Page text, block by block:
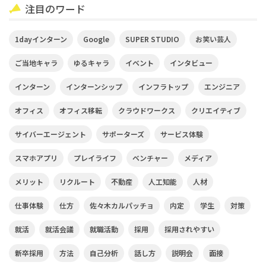
注目のワード
1dayインターン Google SUPER STUDIO お笑い芸人
ご当地キャラ ゆるキャラ イベント インタビュー
インターン インターンシップ インフラトップ エンジニア
オフィス オフィス移転 クラウドワークス クリエイティブ
サイバーエージェント サポーターズ サービス体験
スマホアプリ プレイライフ ベンチャー メディア
メリット リクルート 不動産 人工知能 人材
仕事体験 仕方 佐々木カルパッチョ 内定 学生 対策
就活 就活会議 就職活動 採用 採用されやすい
新卒採用 方法 自己分析 話し方 説明会 面接